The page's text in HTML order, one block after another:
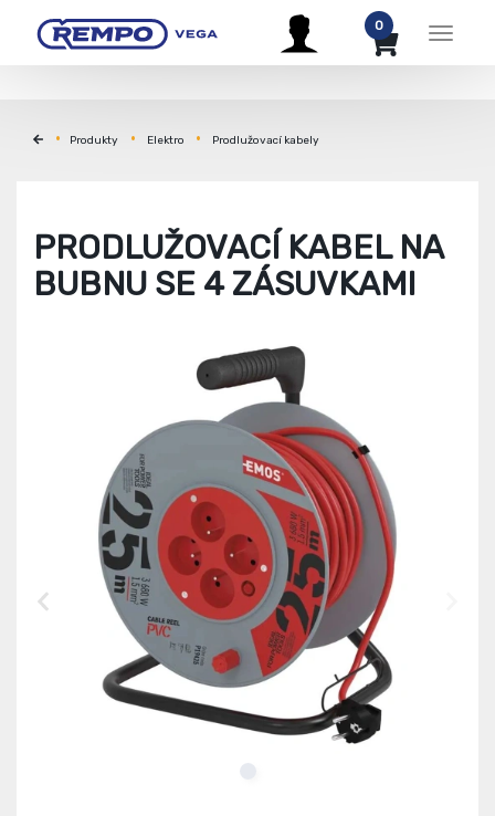
Menu
0
Produkty Elektro Prodlužovací kabely
PRODLUŽOVACÍ KABEL NA
BUBNU SE 4 ZÁSUVKAMI